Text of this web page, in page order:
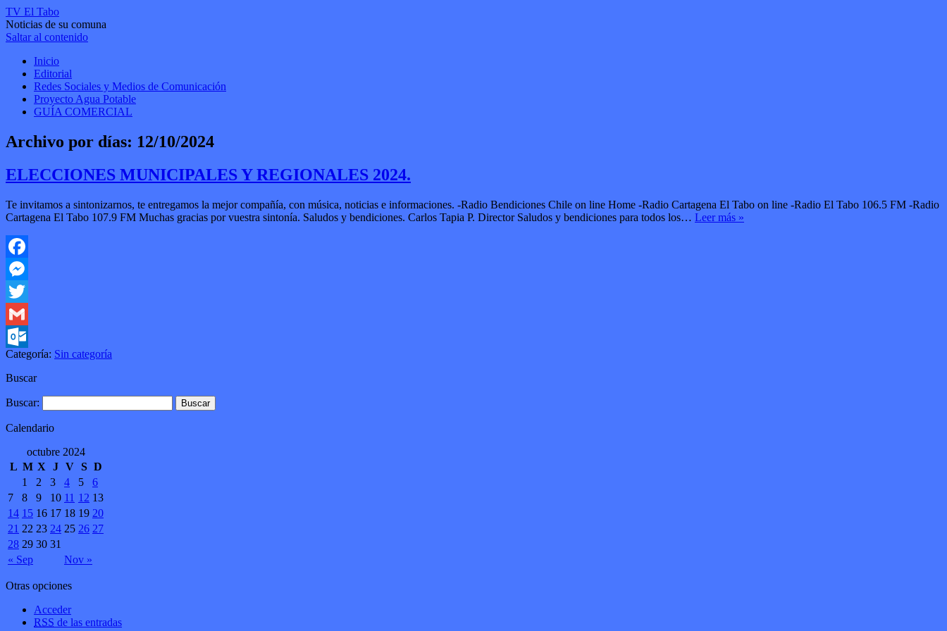
TV El Tabo
Noticias de su comuna
Saltar al contenido
Inicio
Editorial
Redes Sociales y Medios de Comunicación
Proyecto Agua Potable
GUÍA COMERCIAL
Archivo por días: 12/10/2024
ELECCIONES MUNICIPALES Y REGIONALES 2024.
Te invitamos a sintonizarnos, te entregamos la mejor compañía, con música, noticias e informaciones. -Radio Bendiciones Chile on line Home -Radio Cartagena El Tabo on line -Radio El Tabo 106.5 FM -Radio
Cartagena El Tabo 107.9 FM Muchas gracias por vuestra sintonía. Saludos y bendiciones. Carlos Tapia P. Director Saludos y bendiciones para todos los… Leer más »
Facebook
Messenger
Twitter
Gmail
Outlook.com
Categoría: Sin categoría
Buscar
Buscar:
Calendario
octubre 2024
L M X J V S D
« Sep Nov »
1 2 3 4 5
6
7
8 9 10 11 12 13
14 15 16 17 18 19 20
21 22 23 24 25 26 27
28 29 30 31
Otras opciones
Acceder
RSS de las entradas